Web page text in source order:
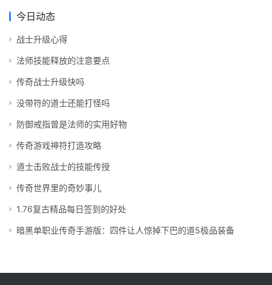
今日动态
战士升级心得
法师技能释放的注意要点
传奇战士升级快吗
没带符的道士还能打怪吗
防御戒指曾是法师的实用好物
传奇游戏神符打造攻略
道士击败战士的技能传授
传奇世界里的奇妙事儿
1.76复古精品每日签到的好处
暗黑单职业传奇手游版：四件让人惊掉下巴的道5极品装备